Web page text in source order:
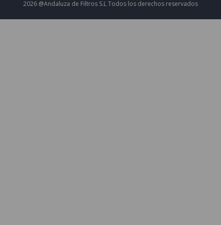
2026 @Andaluza de Filtros S.L Todos los derechos reservados